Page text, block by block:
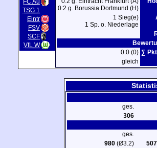
FC Au
TSG 1
Eintr
FSV
SCF
VfL W
0:2 g. Borussia Dortmund (H)
1 Sieg(e)
1 Sp. o. Niederlage
0:0 (0) ∑
gleich
ges.
306
ges.
980(Ø3.2) 507